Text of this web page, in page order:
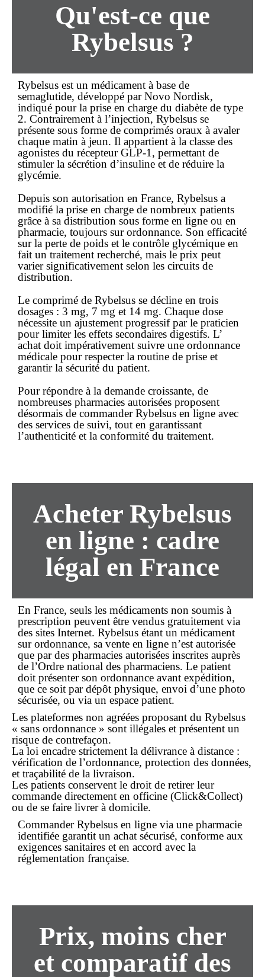
Qu'est-ce que
Rybelsus ?
Rybelsus est un médicament à base de
semaglutide, développé par Novo Nordisk,
indiqué pour la prise en charge du diabète de type
2. Contrairement à l’injection, Rybelsus se
présente sous forme de comprimés oraux à avaler
chaque matin à jeun. Il appartient à la classe des
agonistes du récepteur GLP-1, permettant de
stimuler la sécrétion d’insuline et de réduire la
glycémie.
Depuis son autorisation en France, Rybelsus a
modifié la prise en charge de nombreux patients
grâce à sa distribution sous forme en ligne ou en
pharmacie, toujours surordonnance. Son efficacité
sur la perte de poids et le contrôle glycémique en
fait un traitement recherché, mais le prix peut
varier significativement selon les circuits de
distribution.
Le comprimé de Rybelsus se décline en trois
dosages : 3 mg, 7 mg et 14 mg. Chaque dose
nécessite un ajustement progressif par le praticien
pour limiter les effets secondaires digestifs. L’
achat doit impérativement suivre une ordonnance
médicale pour respecter la routine de prise et
garantir la sécurité du patient.
Pour répondre à la demande croissante, de
nombreuses pharmacies autorisées proposent
désormais de commanderRybelsus en ligne avec
des services de suivi, tout en garantissant
l’authenticité et la conformité du traitement.
Acheter Rybelsus
en ligne : cadre
légal en France
En France, seuls les médicaments non soumis à
prescription peuvent être vendus gratuitement via
des sites Internet. Rybelsus étant un médicament
sur ordonnance, sa vente en ligne n’est autorisée
que par des pharmacies autorisées inscrites auprès
de l’Ordre national des pharmaciens. Le patient
doit présenter son ordonnance avant expédition,
que ce soit par dépôt physique, envoi d’une photo
sécurisée, ou via un espace patient.
Les plateformes non agréées proposant du Rybelsus
« sans ordonnance » sont illégales et présentent un
risque de contrefaçon.
La loi encadre strictement la délivrance à distance :
vérification de l’ordonnance, protection des données,
et traçabilité de la livraison.
Les patients conservent le droit de retirer leur
commande directement en officine (Click&Collect)
ou de se faire livrer à domicile.
Commander Rybelsus en ligne via une pharmacie
identifiée garantit un achat sécurisé, conforme aux
exigences sanitaires et en accord avec la
réglementation française.
Prix, moins cher
et comparatif des